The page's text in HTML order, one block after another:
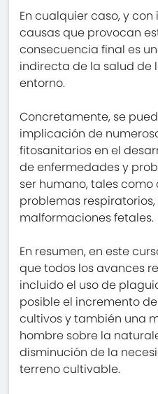
En cualquier caso, y
causas que provocan
consecuencia final es
indirecta de la salud de
entorno.
Concretamente, se
implicación de
fitosanitarios en el
de enfermedades y
ser humano, tales
problemas
malformaciones fetales.
En resumen, en este
que todos los avances
incluido el uso de
posible el incremento
cultivos y también una
hombre sobre la
disminución de la
terreno cultivable.